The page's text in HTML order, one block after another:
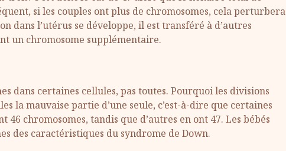
si les couples ont plus de chromosomes, cela perturbera
dans l’utérus se développe, il est transféré à d’autres
un chromosome supplémentaire.
dans certaines cellules, pas toutes. Pourquoi les divisions
la mauvaise partie d’une seule, c’est-à-dire que certaines
chromosomes, tandis que d’autres en ont 47. Les bébés
des caractéristiques du syndrome de Down.